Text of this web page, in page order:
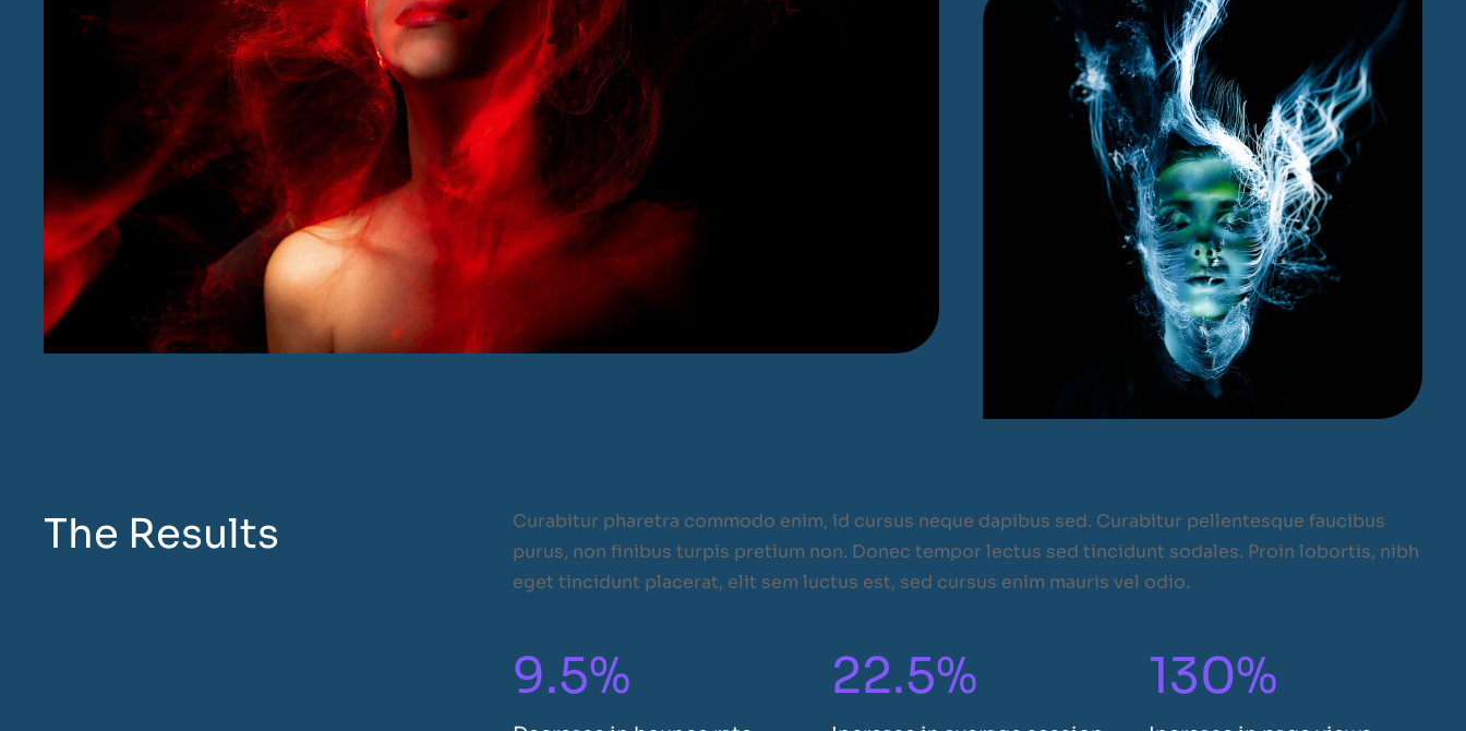
The Results
Curabitur pharetra commodo enim, id cursus neque dapibus sed. Curabitur pellentesque faucibus
purus, non finibus turpis pretium non. Donec tempor lectus sed tincidunt sodales. Proin lobortis, nibh
eget tincidunt placerat, elit sem luctus est, sed cursus enim mauris vel odio.
9.5% 22.5% 130%